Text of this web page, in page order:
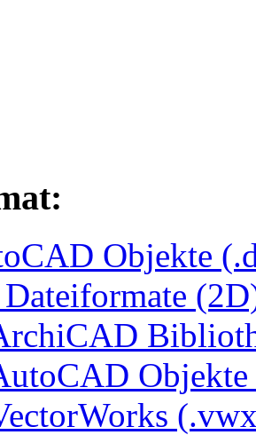
Objekte